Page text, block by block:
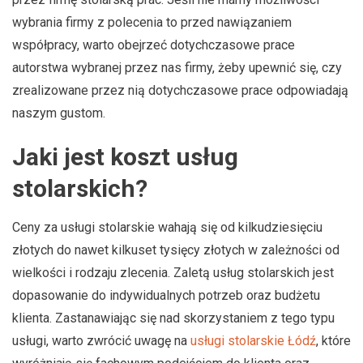
wybrania firmy z polecenia to przed nawiązaniem
współpracy, warto obejrzeć dotychczasowe prace
autorstwa wybranej przez nas firmy, żeby upewnić się, czy
zrealizowane przez nią dotychczasowe prace odpowiadają
naszym gustom.
Jaki jest koszt usług
stolarskich?
Ceny za usługi stolarskie wahają się od kilkudziesięciu
złotych do nawet kilkuset tysięcy złotych w zależności od
wielkości i rodzaju zlecenia. Zaletą usług stolarskich jest
dopasowanie do indywidualnych potrzeb oraz budżetu
klienta. Zastanawiając się nad skorzystaniem z tego typu
usługi, warto zwrócić uwagę na usługi stolarskie Łódź, które